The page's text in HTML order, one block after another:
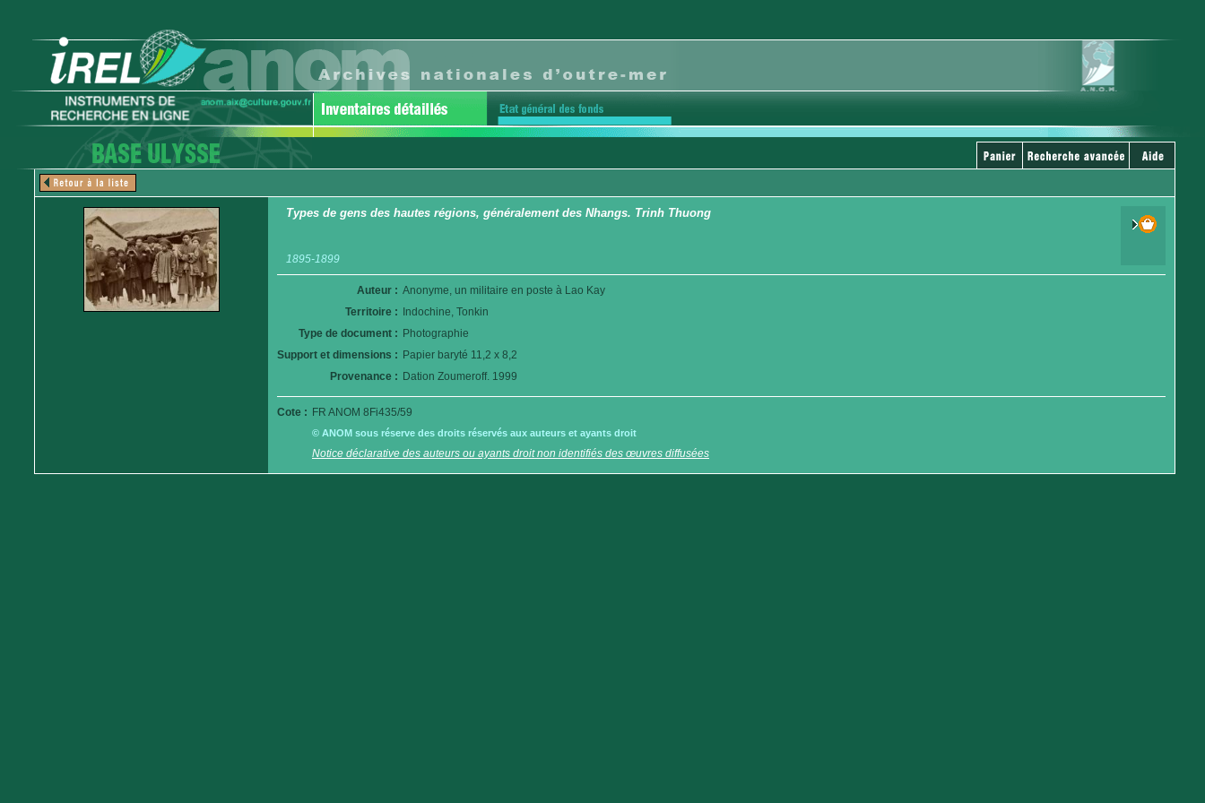
Types de gens des hautes régions, généralement des Nhangs. Trinh Thuong
1895-1899
Auteur : Anonyme, un militaire en poste à Lao Kay
Territoire :
Indochine, Tonkin
Type de document : Photographie
Support et dimensions : Papier baryté 11,2 x 8,2
Provenance : Dation Zoumeroff. 1999
Cote : FR ANOM 8Fi435/59
© ANOM sous réserve des droits réservés aux auteurs et ayants droit
Notice déclarative des auteurs ou ayants droit non identifiés des œuvres diffusées